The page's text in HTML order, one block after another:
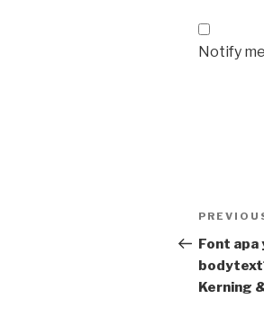
Notify
Post
Previous
Post
Font apa
Kerning